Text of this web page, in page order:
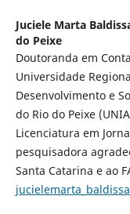
Juciele Marta
do Peixe
Doutoranda em
Universidade
Desenvolvimento e
do Rio do Peixe
Licenciatura em
pesquisadora
Santa Catarina e ao